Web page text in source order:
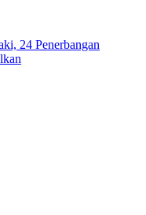
24 Penerbangan